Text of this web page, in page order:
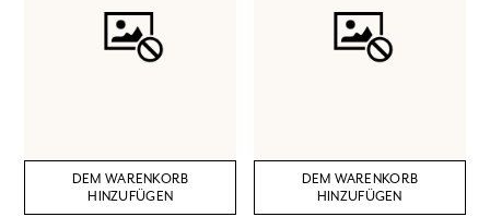
DEM WARENKORB
HINZUFÜGEN
DEM WARENKORB
HINZUFÜGEN